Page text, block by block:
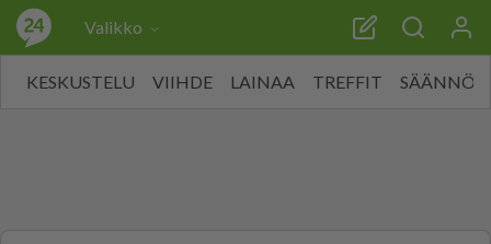
Valikko
KESKUSTELU VIIHDE LAINAA TREFFIT SÄÄNNÖT